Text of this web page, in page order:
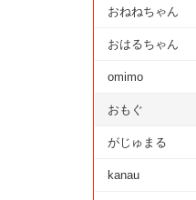
おねねちゃん
おはるちゃん
omimo
おもぐ
がじゅまる
kanau